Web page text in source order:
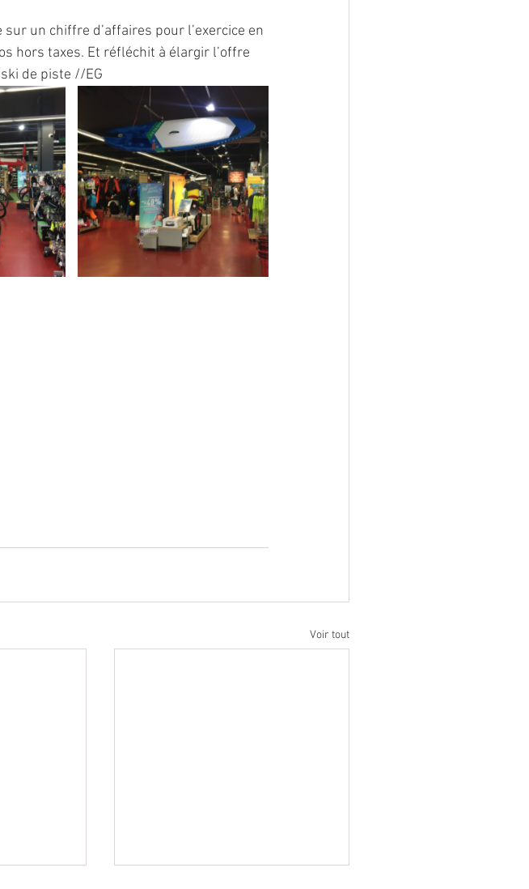
un chiffre d’affaires pour l’exercice en
hors taxes. Et réfléchit à élargir l’offre
de piste //EG
Voir tout